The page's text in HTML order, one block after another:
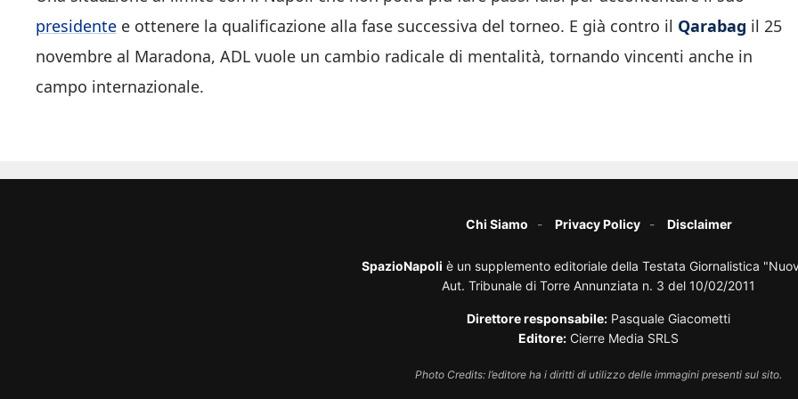
presidente e ottenere la qualificazione alla fase successiva del torneo. E già contro il Qarabag il 25
novembre al Maradona, ADL vuole un cambio radicale di mentalità, tornando vincenti anche in
campo internazionale.
Chi Siamo Privacy Policy Disclaimer
SpazioNapoli è un supplemento editoriale della Testata Giornalistica
Aut. Tribunale di Torre Annunziata n. 3 del 10/02/2011
Direttore responsabile: Pasquale Giacometti
Editore: Cierre Media SRLS
Photo Credits: l’editore ha i diritti di utilizzo delle immagini presenti sul sito.